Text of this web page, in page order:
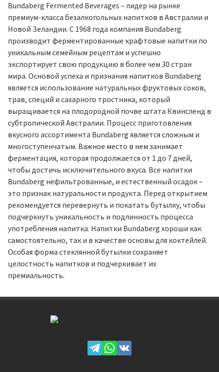
Bundaberg Fermented Beverages – лидер на рынке
премиум-класса безалкогольных напитков в Австралии и
Новой Зеландии. С 1968 года компания Bundaberg
производит ферментированные крафтовые напитки по
уникальным семейным рецептам и успешно
экспортирует свою продукцию в более чем 30 стран
мира. Основой успеха и признания напитков Bundaberg
является использование натуральных фруктовых соков,
трав, специй и сахарного тростника, который
выращивается на плодородной почве штата Квинсленд в
субтропической Австралии. Процесс приготовления
вкусного ассортимента Bundaberg является сложным и
многоступенчатым. Важное место в нем занимает
ферментация, которая продолжается от 1 до 7 дней,
чтобы достичь исключительного вкуса. Все напитки
Bundaberg нефильтрованные, и естественный осадок –
это признак натуральности продукта. Перед открытием
рекомендуется перевернуть и покатать бутылку, чтобы
подчеркнуть уникальность и подлинность процесса
употребления напитка. Напитки Bundaberg хороши как
самостоятельно, так и в качестве основы для коктейлей.
Особая форма стеклянной бутылки сохраняет
целостность напитков и подчеркивает их
премиальность.